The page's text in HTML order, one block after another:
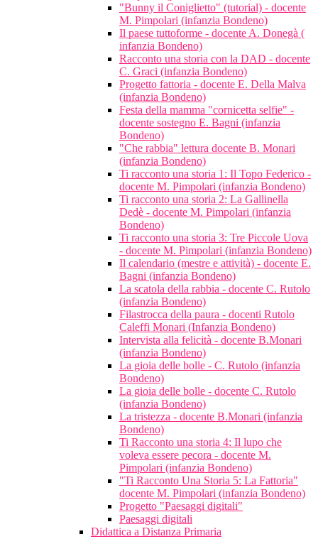
"Bunny il Coniglietto" (tutorial) - docente
M. Pimpolari (infanzia Bondeno)
Il paese tuttoforme - docente A. Donegà (
infanzia Bondeno)
Racconto una storia con la DAD - docente
C. Graci (infanzia Bondeno)
Progetto fattoria - docente E. Della Malva
(infanzia Bondeno)
Festa della mamma "cornicetta selfie" -
docente sostegno E. Bagni (infanzia
Bondeno)
"Che rabbia" lettura docente B. Monari
(infanzia Bondeno)
Ti racconto una storia 1: Il Topo Federico -
docente M. Pimpolari (infanzia Bondeno)
Ti racconto una storia 2: La Gallinella
Dedè - docente M. Pimpolari (infanzia
Bondeno)
Ti racconto una storia 3: Tre Piccole Uova
- docente M. Pimpolari (infanzia Bondeno)
Il calendario (mestre e attività) - docente E.
Bagni (infanzia Bondeno)
La scatola della rabbia - docente C. Rutolo
(infanzia Bondeno)
Filastrocca della paura - docenti Rutolo
Caleffi Monari (Infanzia Bondeno)
Intervista alla felicità - docente B.Monari
(infanzia Bondeno)
La gioia delle bolle - C. Rutolo (infanzia
Bondeno)
La gioia delle bolle - docente C. Rutolo
(infanzia Bondeno)
La tristezza - docente B.Monari (infanzia
Bondeno)
Ti Racconto una storia 4: Il lupo che
voleva essere pecora - docente M.
Pimpolari (infanzia Bondeno)
"Ti Racconto Una Storia 5: La Fattoria"
docente M. Pimpolari (infanzia Bondeno)
Progetto "Paesaggi digitali"
Paesaggi digitali
Didattica a Distanza Primaria